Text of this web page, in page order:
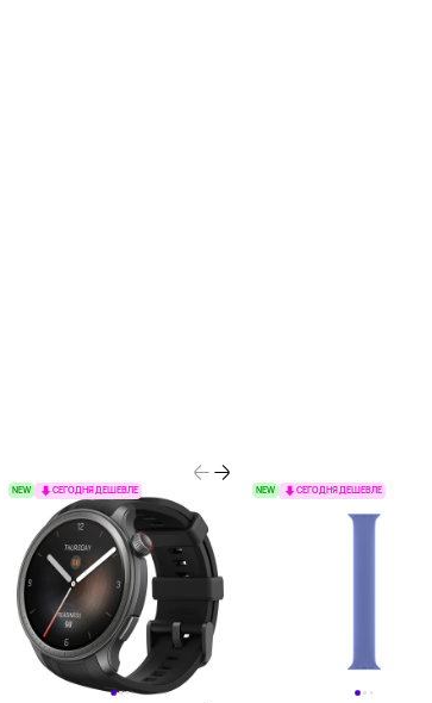
NEW СЕГОДНЯ ДЕШЕВЛЕ NEW СЕГОДНЯ ДЕШЕВЛЕ